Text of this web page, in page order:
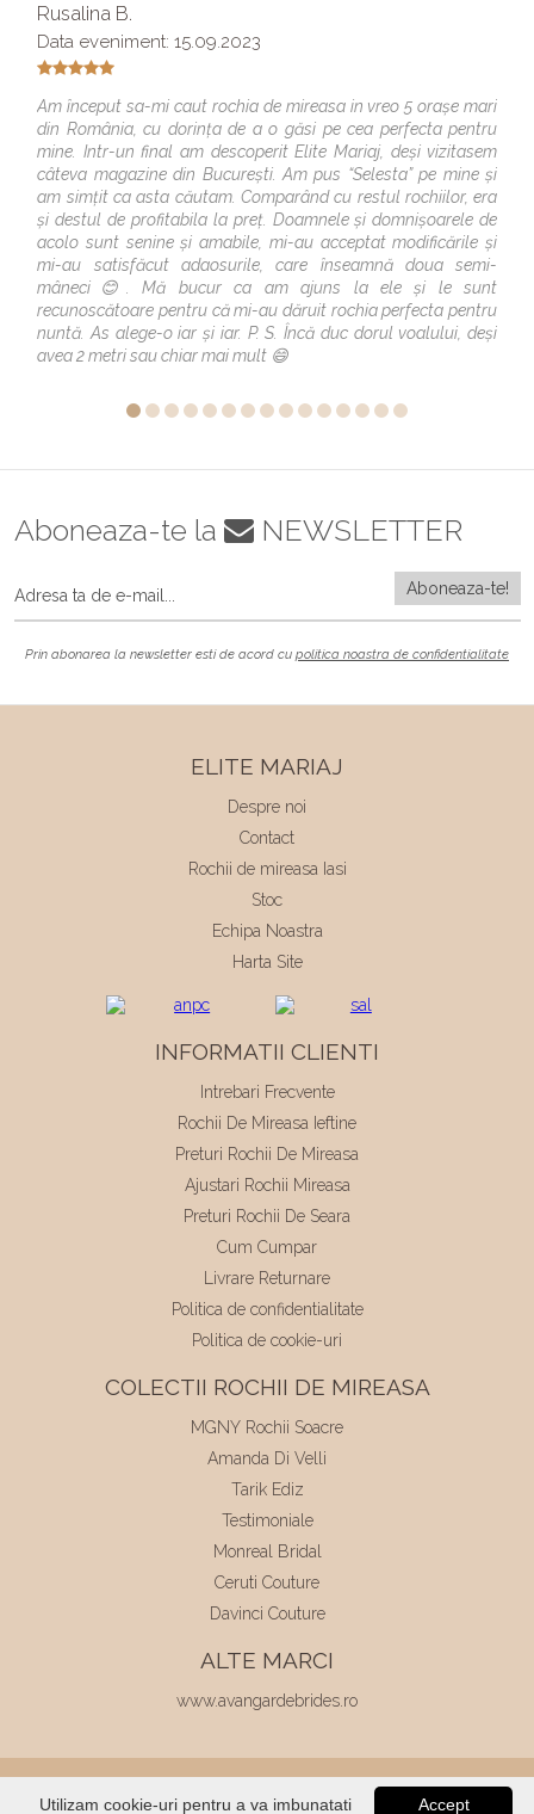
Rusalina B.
Data eveniment: 15.09.2023
Am început sa-mi caut rochia de mireasa in vreo 5 orașe mari
din România, cu dorința de a o găsi pe cea perfecta pentru
mine. Intr-un final am descoperit Elite Mariaj, deși vizitasem
câteva magazine din București. Am pus “Selesta” pe mine și
am simțit ca asta căutam. Comparând cu restul rochiilor, era
și destul de profitabila la preț. Doamnele și domnișoarele de
acolo sunt senine și amabile, mi-au acceptat modificările și
mi-au satisfăcut adaosurile, care înseamnă doua semi-
mâneci😊. Mă bucur ca am ajuns la ele și le sunt
recunoscătoare pentru că mi-au dăruit rochia perfecta pentru
nuntă. As alege-o iar și iar. P. S. Încă duc dorul voalului, deși
avea 2 metri sau chiar mai mult 😄
Aboneaza-te la NEWSLETTER
Prin abonarea la newsletter esti de acord cu politica noastra de confidentialitate
ELITE MARIAJ
Despre noi
Contact
Rochii de mireasa Iasi
Stoc
Echipa Noastra
Harta Site
INFORMATII CLIENTI
Intrebari Frecvente
Rochii De Mireasa Ieftine
Preturi Rochii De Mireasa
Ajustari Rochii Mireasa
Preturi Rochii De Seara
Cum Cumpar
Livrare Returnare
Politica de confidentialitate
Politica de cookie-uri
COLECTII ROCHII DE MIREASA
MGNY Rochii Soacre
Amanda Di Velli
Tarik Ediz
Testimoniale
Monreal Bridal
Ceruti Couture
Davinci Couture
ALTE MARCI
www.avangardebrides.ro
© 2026Elite Mariaj | Toate drepturile
Accept
Utilizam cookie-uri pentru a va imbunatati